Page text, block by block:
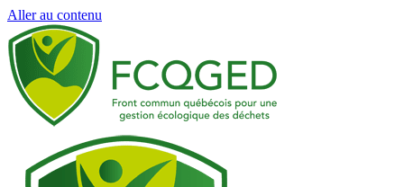
Aller au contenu